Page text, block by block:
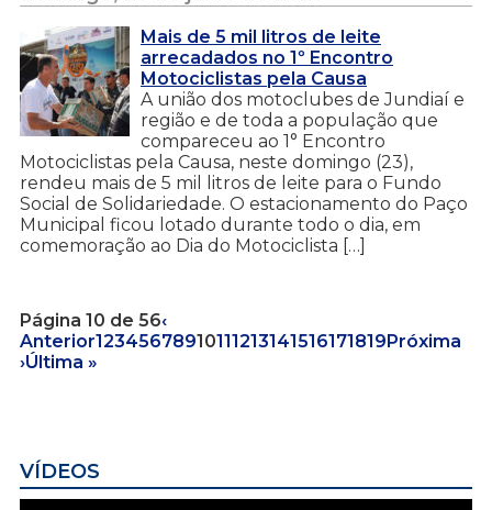
Mais de 5 mil litros de leite
arrecadados no 1º Encontro
Motociclistas pela Causa
A união dos motoclubes de Jundiaí e
região e de toda a população que
compareceu ao 1° Encontro
Motociclistas pela Causa, neste domingo (23),
rendeu mais de 5 mil litros de leite para o Fundo
Social de Solidariedade. O estacionamento do Paço
Municipal ficou lotado durante todo o dia, em
comemoração ao Dia do Motociclista […]
Página 10 de 56‹
Anterior12345678910111213141516171819Próxima
›Última »
VÍDEOS